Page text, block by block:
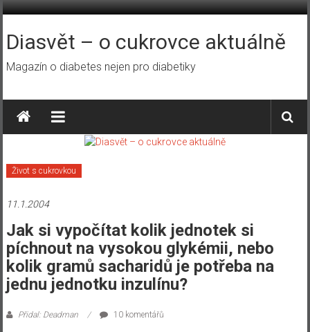
Přeskočit
obsah
Diasvět – o cukrovce aktuálně
Magazín o diabetes nejen pro diabetiky
Život s cukrovkou
11.1.2004
Jak si vypočítat kolik jednotek si
píchnout na vysokou glykémii, nebo
kolik gramů sacharidů je potřeba na
jednu jednotku inzulínu?
Přidal: Deadman 10 komentářů